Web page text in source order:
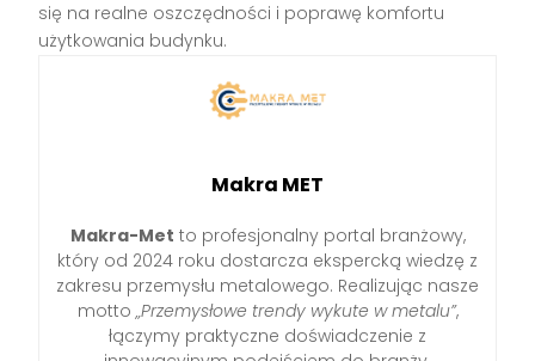
się na realne oszczędności i poprawę komfortu
użytkowania budynku.
Makra MET
Makra-Met to profesjonalny portal branżowy,
który od 2024 roku dostarcza ekspercką wiedzę z
zakresu przemysłu metalowego. Realizując nasze
motto„Przemysłowe trendy wykute w metalu”,
łączymy praktyczne doświadczenie z